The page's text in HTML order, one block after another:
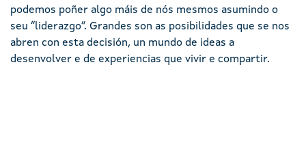
podemos poñer algo máis de nós mesmos asumindo o
seu “liderazgo”. Grandes son as posibilidades que se nos
abren con esta decisión, un mundo de ideas a
desenvolver e de experiencias que vivir e compartir.